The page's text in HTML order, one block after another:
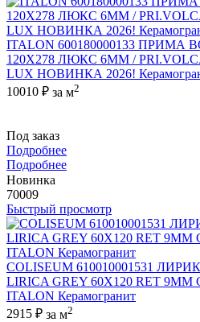
ITALON 600180000133
120X278 ЛЮКС 6ММ /
LUX НОВИНКА 2026!
10010 ₽ за м2
Под заказ
Подробнее
Подробнее
Новинка
70009
Быстрый просмотр
COLISEUM 610010001531
LIRICA GREY 60X120 RET 9MM
ITALON Керамогранит
2915 ₽ за м2